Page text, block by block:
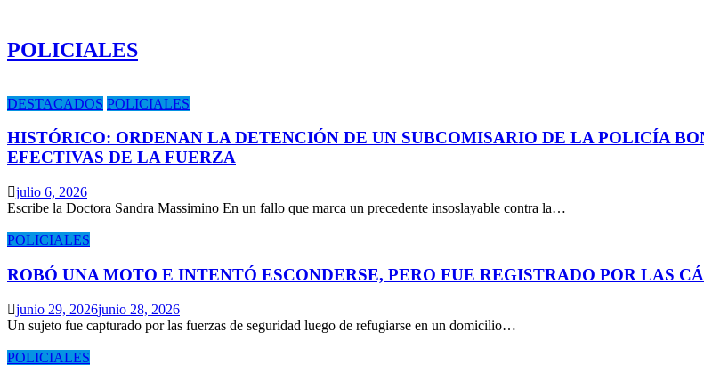
POLICIALES
DESTACADOS POLICIALES
HISTÓRICO: ORDENAN LA DETENCIÓN DE UN SUBCOMISARIO DE LA POLICÍA
EFECTIVAS DE LA FUERZA
julio 6, 2026
Escribe la Doctora Sandra Massimino En un fallo que marca un precedente insoslayable contra la…
POLICIALES
ROBÓ UNA MOTO E INTENTÓ ESCONDERSE, PERO FUE REGISTRADO POR LAS
junio 29, 2026junio 28, 2026
Un sujeto fue capturado por las fuerzas de seguridad luego de refugiarse en un domicilio…
POLICIALES